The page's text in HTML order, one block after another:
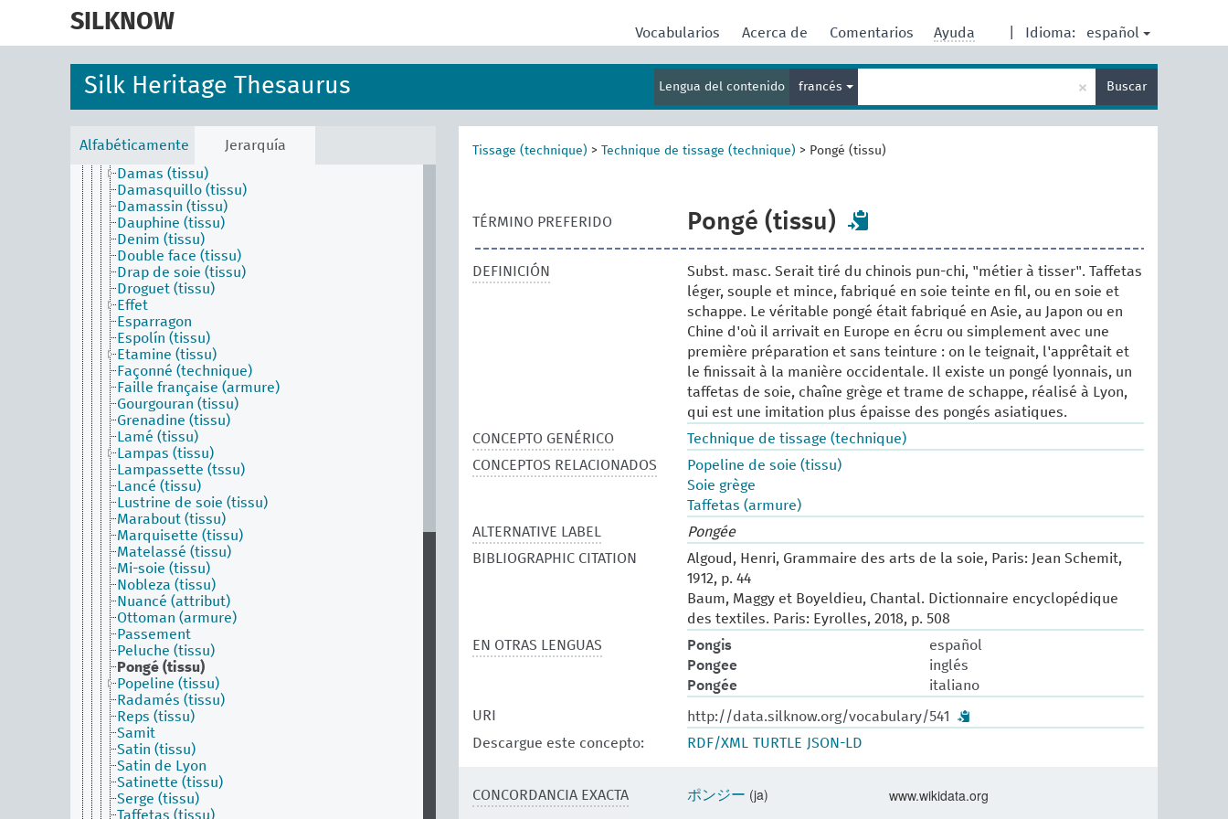
SILKNOW Idioma: español
Vocabularios Acerca de Comentarios Ayuda
Silk Heritage Thesaurus Lengua del contenido francés
term
× Buscar
Alfabéticamente Jerarquía
Capichola (tissu)
Ceinture
Changeant (tissu)
Chaul
Chiffon (tissu)
Crêpe (tissu)
Damas (tissu)
Damasquillo (tissu)
Damassin (tissu)
Dauphine (tissu)
Denim (tissu)
Double face (tissu)
Drap de soie (tissu)
Droguet (tissu)
Effet
Esparragon
Espolín (tissu)
Etamine (tissu)
Façonné (technique)
Faille française (armure)
Gourgouran (tissu)
Grenadine (tissu)
Lamé (tissu)
Lampas (tissu)
Lampassette (tssu)
Lancé (tissu)
Lustrine de soie (tissu)
Marabout (tissu)
Marquisette (tissu)
Matelassé (tissu)
Mi-soie (tissu)
Nobleza (tissu)
Nuancé (attribut)
Ottoman (armure)
Passement
Peluche (tissu)
Pongé (tissu)
Popeline (tissu)
Radamés (tissu)
Reps (tissu)
Samit
Satin (tissu)
Satin de Lyon
Satinette (tissu)
Serge (tissu)
Taffetas (tissu)
Tissage (technique) > Technique de tissage (technique) > Pongé (tissu)
TÉRMINO PREFERIDO Pongé (tissu)
DEFINICIÓN
Subst. masc. Serait tiré du chinois pun-chi, "métier à tisser". Taffetas
léger, souple et mince, fabriqué en soie teinte en fil, ou en soie et
schappe. Le véritable pongé était fabriqué en Asie, au Japon ou en
Chine d'où il arrivait en Europe en écru ou simplement avec une
première préparation et sans teinture : on le teignait, l'apprêtait et
le finissait à la manière occidentale. Il existe un pongé lyonnais, un
taffetas de soie, chaîne grège et trame de schappe, réalisé à Lyon,
qui est une imitation plus épaisse des pongés asiatiques.
CONCEPTO GENÉRICO
Technique de tissage (technique)
CONCEPTOS RELACIONADOS
Popeline de soie (tissu)
Soie grège
Taffetas (armure)
ALTERNATIVE LABEL
Pongée
BIBLIOGRAPHIC CITATION
Algoud, Henri, Grammaire des arts de la soie, Paris: Jean Schemit,
1912, p. 44
Baum, Maggy et Boyeldieu, Chantal. Dictionnaire encyclopédique
des textiles. Paris: Eyrolles, 2018, p. 508
EN OTRAS LENGUAS
Pongis
español
Pongee
inglés
Pongée
italiano
URI
http://data.silknow.org/vocabulary/541
Descargue este concepto:
RDF/XML TURTLE JSON-LD
CONCORDANCIA EXACTA ポンジー (ja) www.wikidata.org